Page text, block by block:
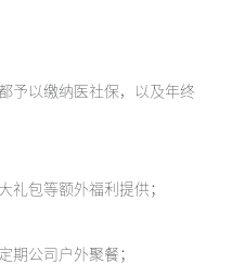
予以缴纳医社保，以及年终
礼包等额外福利提供；
期公司户外聚餐；